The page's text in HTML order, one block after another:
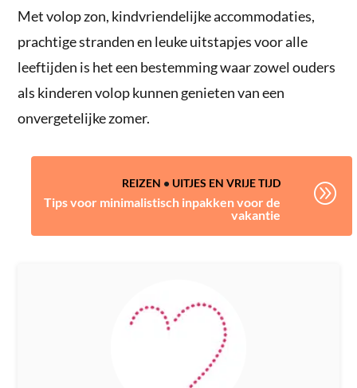
Met volop zon, kindvriendelijke accommodaties,
prachtige stranden en leuke uitstapjes voor alle
leeftijden is het een bestemming waar zowel ouders
als kinderen volop kunnen genieten van een
onvergetelijke zomer.
REIZEN • UITJES EN VRIJE TIJD
Tips voor minimalistisch inpakken voor de
vakantie
A